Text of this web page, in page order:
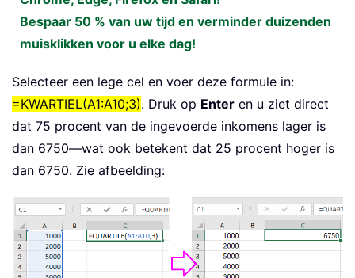
Bespaar 50 % van uw tijd en verminder duizenden
muisklikken voor u elke dag!
Selecteer een lege cel en voer deze formule in:
=KWARTIEL(A1:A10;3). Druk op Enter en u ziet direct
dat 75 procent van de ingevoerde inkomens lager is
dan 6750—wat ook betekent dat 25 procent hoger is
dan 6750. Zie afbeelding: